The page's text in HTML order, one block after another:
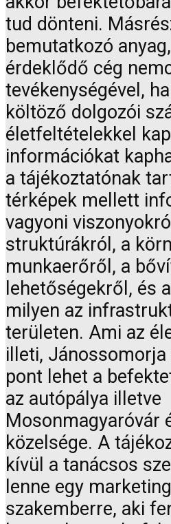
tud dönteni.
bemutatkozó
érdeklődő cég
tevékenységével,
költöző dolgozói
életfeltételekkel
információkat
a tájékoztatónak
térképek mellett
vagyoni
struktúrákról, a
munkaerőről, a
lehetőségekről, és
milyen az
területen. Ami az
illeti, Jánossomorja
pont lehet a
az autópálya illetve
Mosonmagyaróvár
közelsége. A
kívül a tanácsos
lenne egy
szakemberre, aki